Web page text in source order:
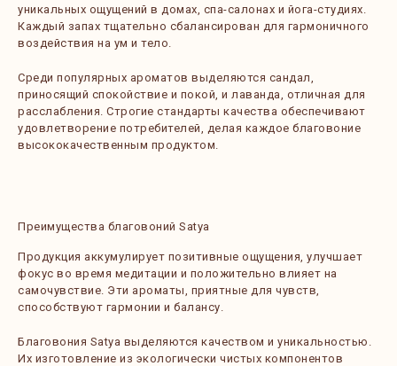
уникальных ощущений в домах, спа-салонах и йога-студиях.
Каждый запах тщательно сбалансирован для гармоничного
воздействия на ум и тело.
Среди популярных ароматов выделяются сандал,
приносящий спокойствие и покой, и лаванда, отличная для
расслабления. Строгие стандарты качества обеспечивают
удовлетворение потребителей, делая каждое благовоние
высококачественным продуктом.
Преимущества благовоний Satya
Продукция аккумулирует позитивные ощущения, улучшает
фокус во время медитации и положительно влияет на
самочувствие. Эти ароматы, приятные для чувств,
способствуют гармонии и балансу.
Благовония Satya выделяются качеством и уникальностью.
Их изготовление из экологически чистых компонентов